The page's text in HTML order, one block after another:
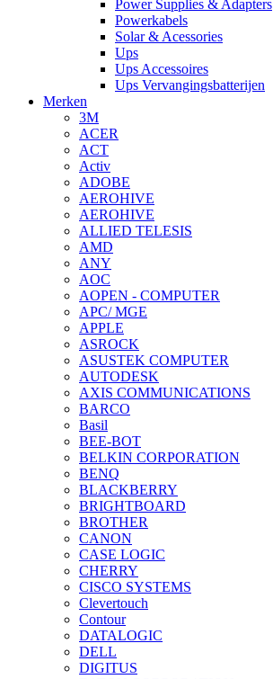
Power Supplies & Adapters
Powerkabels
Solar & Acessories
Ups
Ups Accessoires
Ups Vervangingsbatterijen
Merken
3M
ACER
ACT
Activ
ADOBE
AEROHIVE
AEROHIVE
ALLIED TELESIS
AMD
ANY
AOC
AOPEN - COMPUTER
APC/ MGE
APPLE
ASROCK
ASUSTEK COMPUTER
AUTODESK
AXIS COMMUNICATIONS
BARCO
Basil
BEE-BOT
BELKIN CORPORATION
BENQ
BLACKBERRY
BRIGHTBOARD
BROTHER
CANON
CASE LOGIC
CHERRY
CISCO SYSTEMS
Clevertouch
Contour
DATALOGIC
DELL
DIGITUS